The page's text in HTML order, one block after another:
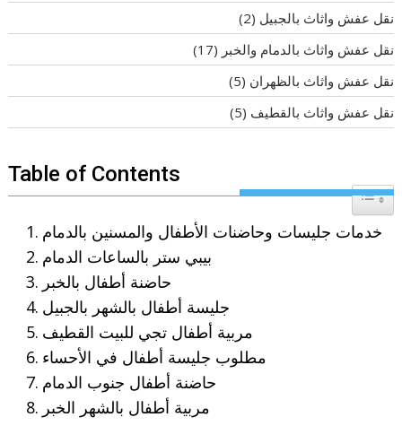
نقل عفش واثاث بالجبيل (2)
نقل عفش واثاث بالدمام والخبر (17)
نقل عفش واثاث بالظهران (5)
نقل عفش واثاث بالقطيف (5)
Table of Contents
Toggle
خدمات جليسات وحاضنات الأطفال والمسنين بالدمام
بيبي ستر بالساعات الدمام
حاضنة أطفال بالخبر
جليسة أطفال بالشهر بالجبيل
مربية أطفال تجي للبيت القطيف
مطلوب جليسة أطفال في الأحساء
حاضنة أطفال جنوب الدمام
مربية أطفال بالشهر الخبر